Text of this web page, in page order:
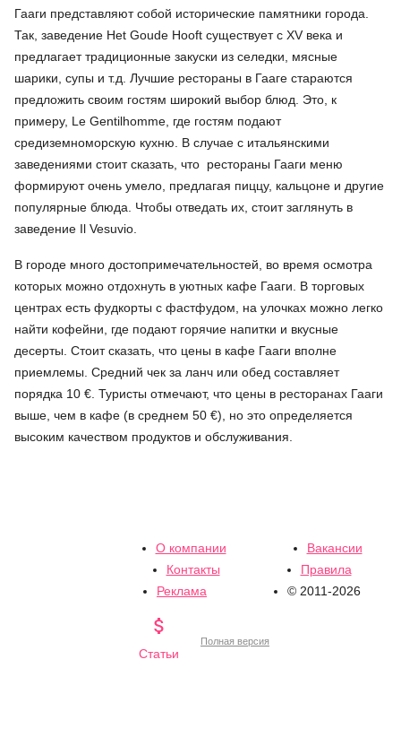
Гааги представляют собой исторические памятники города.
Так, заведение Het Goude Hooft существует с XV века и
предлагает традиционные закуски из селедки, мясные
шарики, супы и т.д. Лучшие рестораны в Гааге стараются
предложить своим гостям широкий выбор блюд. Это, к
примеру, Le Gentilhomme, где гостям подают
средиземноморскую кухню. В случае с итальянскими
заведениями стоит сказать, что рестораны Гааги меню
формируют очень умело, предлагая пиццу, кальцоне и другие
популярные блюда. Чтобы отведать их, стоит заглянуть в
заведение Il Vesuvio.
В городе много достопримечательностей, во время осмотра
которых можно отдохнуть в уютных кафе Гааги. В торговых
центрах есть фудкорты с фастфудом, на улочках можно легко
найти кофейни, где подают горячие напитки и вкусные
десерты. Стоит сказать, что цены в кафе Гааги вполне
приемлемы. Средний чек за ланч или обед составляет
порядка 10 €. Туристы отмечают, что цены в ресторанах Гааги
выше, чем в кафе (в среднем 50 €), но это определяется
высоким качеством продуктов и обслуживания.
О компании
Вакансии
Контакты
Правила
Реклама
© 2011-2026

Статьи
Полная версия